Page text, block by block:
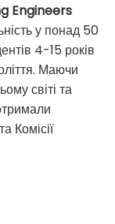
Engineers
у понад 50
4-15 років
Маючи
світі та
Комісії